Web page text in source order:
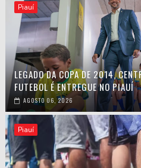
Piauí
LEGADO DA COPA DE 2014,
FUTEBOL É ENTREGUE NO PIAUÍ
AGOSTO 06, 2026
Piauí